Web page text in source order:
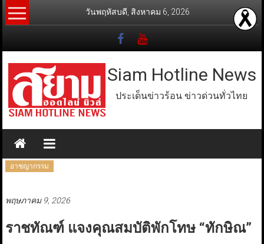
Skip
to
วันพฤหัสบดี, สิงหาคม 6, 2026
Siam Hotline News
ประเด็นข่าวร้อน ข่าวด่วนทั่วไทย
อาชญากรรม
พฤษภาคม 9, 2026
ราชทัณฑ์ แจงคุณสมบัติพักโทษ “ทักษิณ”